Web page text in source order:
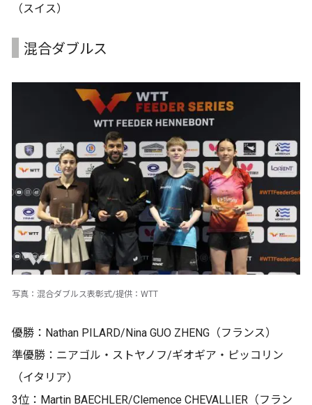
（スイス）
混合ダブルス
写真：混合ダブルス表彰式/提供：WTT
優勝：Nathan PILARD/Nina GUO ZHENG（フランス）
準優勝：ニアゴル・ストヤノフ/ギオギア・ピッコリン
（イタリア）
3位：Martin BAECHLER/Clemence CHEVALLIER（フラン